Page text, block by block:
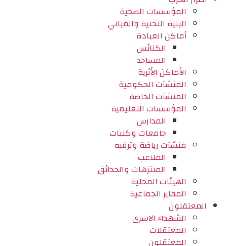
المؤسسات الصحية
البنية التحتية والمباني
أماكن العبادة
الكنائس
المساجد
الأماكن الأثرية
المنشآت الحكومية
المنشآت الخاصة
المؤسسات التعليمية
المدارس
جامعات وكليات
منشآت رياضة وترفيه
الملاعب
المنتزهات والحدائق
الهيئات المحلية
المقابر الجماعية
المعتقلون
الشهداء الاسرى
المعتقلات
المعتقلون